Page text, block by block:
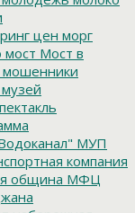
цен морг
мост Мост в
мошенники
музей
МУП
компания
община МФЦ